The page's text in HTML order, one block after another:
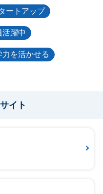
ートアップ
活躍中
力を活かせる
イト